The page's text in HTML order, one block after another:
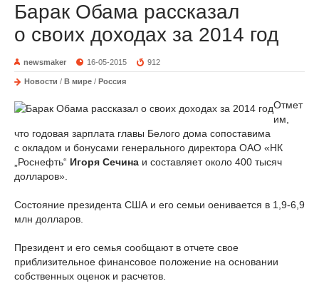
Барак Обама рассказал
о своих доходах за 2014 год
newsmaker 16-05-2015 912
Новости / В мире / Россия
Отмет
им,
что годовая зарплата главы Белого дома сопоставима
с окладом и бонусами генерального директора ОАО «НК
„Роснефть“ Игоря Сечина и составляет около 400 тысяч
долларов».
Состояние президента США и его семьи оенивается в 1,9-6,9
млн долларов.
Президент и его семья сообщают в отчете свое
приблизительное финансовое положение на основании
собственных оценок и расчетов.